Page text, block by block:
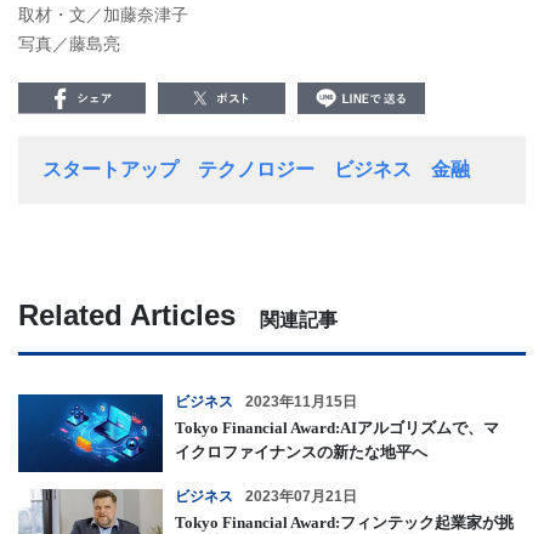
取材・文／加藤奈津子
写真／藤島亮
スタートアップ テクノロジー ビジネス 金融
Related Articles 関連記事
ビジネス 2023年11月15日
Tokyo Financial Award:AIアルゴリズムで、マ
イクロファイナンスの新たな地平へ
ビジネス 2023年07月21日
Tokyo Financial Award:フィンテック起業家が挑